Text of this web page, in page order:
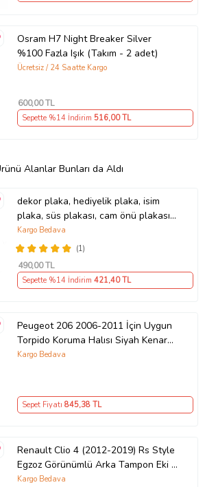
Osram H7 Night Breaker Silver
%100 Fazla Işık (Takım - 2 adet)
Ücretsiz / 24 Saatte Kargo
600,00 TL
Sepette %14 İndirim 516,00 TL
Alanlar Bunları da Aldı
dekor plaka, hediyelik plaka, isim
plaka, süs plakası, cam önü plakası,
tırcı plakası (Sarı-Siyah)
(1)
Kargo Bedava
490,00 TL
Sepette %14 İndirim 421,40 TL
Peugeot 206 2006-2011 İçin Uygun
Torpido Koruma Halısı Siyah Kenar
Renk Mavi
Kargo Bedava
Sepet Fiyatı 845,38 TL
Renault Clio 4 (2012-2019) Rs Style
Egzoz Görünümlü Arka Tampon Eki -
Difüzör (Plastik)
Kargo Bedava